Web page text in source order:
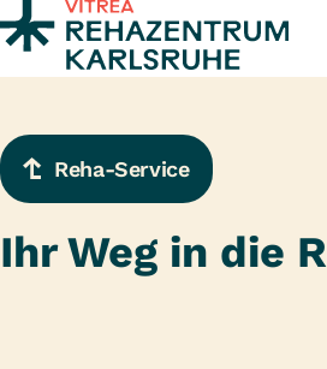
Zum Inhalt springen
Reha-Service
Ihr Weg in die